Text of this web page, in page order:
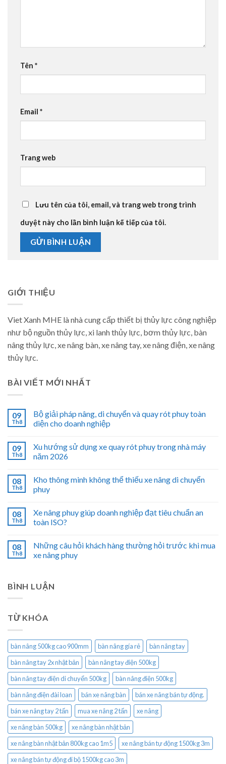
Tên *
Email *
Trang web
Lưu tên của tôi, email, và trang web trong trình
duyệt này cho lần bình luận kế tiếp của tôi.
GIỚI THIỆU
Viet Xanh MHE là nhà cung cấp thiết bị thủy lực công nghiệp
như bộ nguồn thủy lực, xi lanh thủy lực, bơm thủy lực, bàn
nâng thủy lực, xe nâng bàn, xe nâng tay, xe nâng điện, xe nâng
thủy lực.
BÀI VIẾT MỚI NHẤT
09
Th8
Bộ giải pháp nâng, di chuyển và quay rót phuy toàn
diện cho doanh nghiệp
09
Th8
Xu hướng sử dụng xe quay rót phuy trong nhà máy
năm 2026
08
Th8
Kho thông minh không thể thiếu xe nâng di chuyển
phuy
08
Th8
Xe nâng phuy giúp doanh nghiệp đạt tiêu chuẩn an
toàn ISO?
08
Th8
Những câu hỏi khách hàng thường hỏi trước khi mua
xe nâng phuy
BÌNH LUẬN
TỪ KHÓA
bàn nâng 500kg cao 900mm bàn nâng gía rẻ
bàn nâng tay
bàn nâng tay 2x nhật bản
bàn nâng tay điện 500kg
bàn nâng tay điện di chuyển 500kg
bàn nâng điện 500kg
bàn nâng điện đài loan
bán xe nâng bàn
bán xe nâng bán tự động.
bán xe nâng tay 2 tấn
mua xe nâng 2 tấn
xe nâng
xe nâng bàn 500kg
xe nâng bàn nhật bản
xe nâng bàn nhật bản 800kg cao 1m5
xe nâng bán tự động 1500kg 3m
xe nâng bán tự động đi bộ 1500kg cao 3m